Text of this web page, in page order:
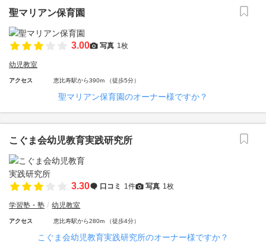
聖マリアン保育園
3.00 写真 1枚
幼児教室
アクセス 恵比寿駅から390m （徒歩5分）
聖マリアン保育園のオーナー様ですか？
こぐま会幼児教育実践研究所
3.30 口コミ 1件 写真 1枚
学習塾・塾 幼児教室
アクセス 恵比寿駅から280m （徒歩4分）
こぐま会幼児教育実践研究所のオーナー様ですか？